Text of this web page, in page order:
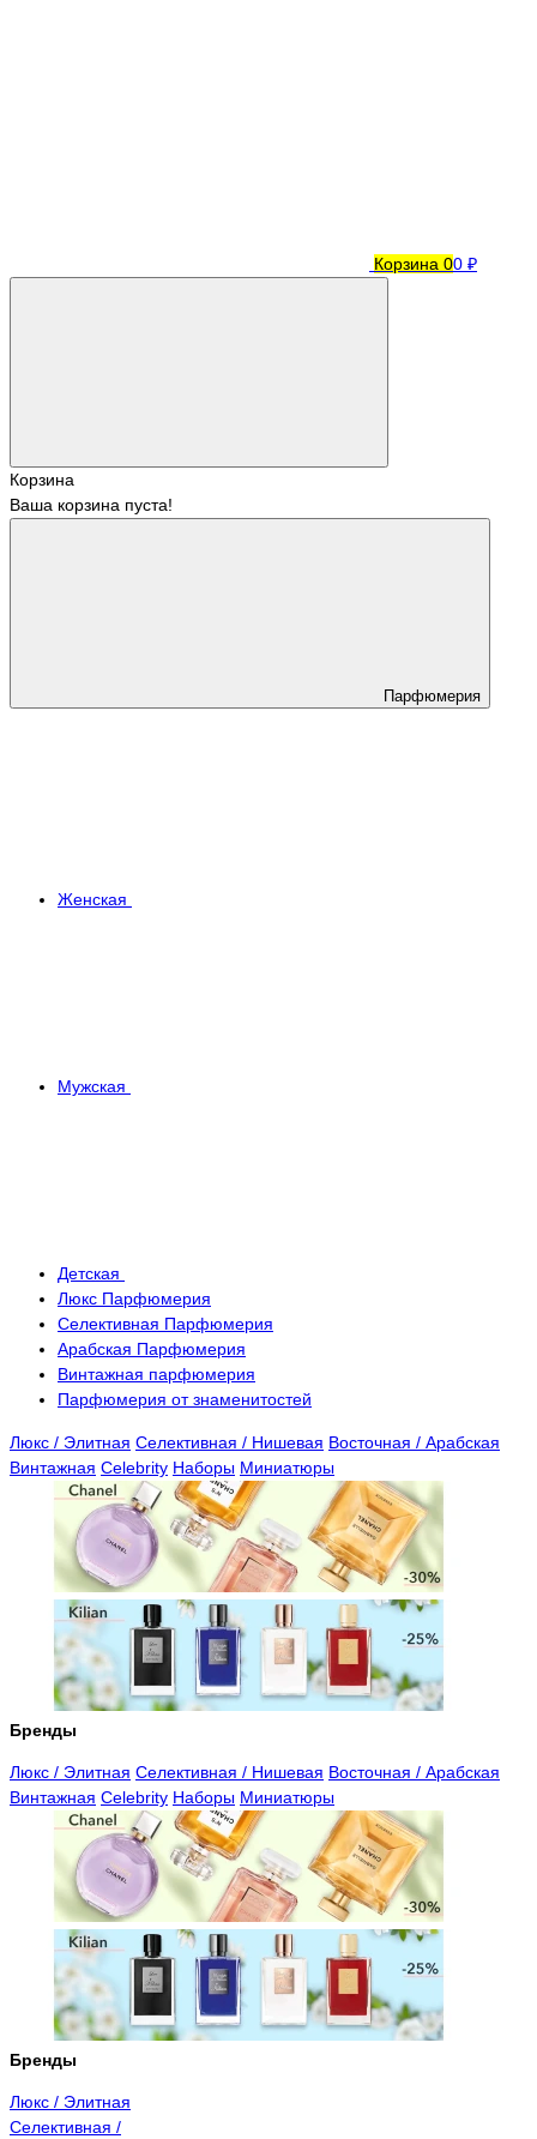
Корзина 00 ₽
Корзина
Ваша корзина пуста!
Парфюмерия
Женская
Мужская
Детская
Люкс Парфюмерия
Селективная Парфюмерия
Арабская Парфюмерия
Винтажная парфюмерия
Парфюмерия от знаменитостей
Люкс / Элитная Селективная / Нишевая Восточная / Арабская
Винтажная Celebrity Наборы Миниатюры
Бренды
Люкс / Элитная Селективная / Нишевая Восточная / Арабская
Винтажная Celebrity Наборы Миниатюры
Бренды
Люкс / Элитная
Селективная /